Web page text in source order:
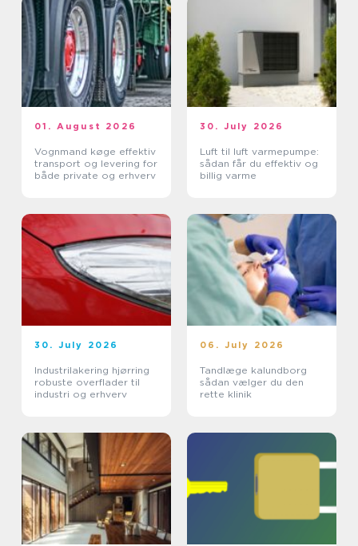
01. August 2026
Vognmand køge effektiv
transport og levering for
både private og erhverv
30. July 2026
Luft til luft varmepumpe:
sådan får du effektiv og
billig varme
30. July 2026
Industrilakering hjørring
robuste overflader til
industri og erhverv
06. July 2026
Tandlæge kalundborg
sådan vælger du den
rette klinik